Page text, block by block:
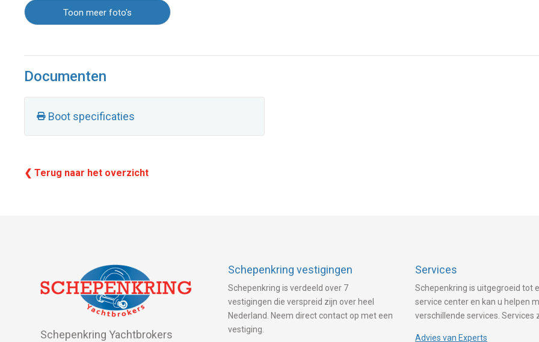
Toon meer foto's
Documenten
Boot specificaties
❮ Terug naar het overzicht
Schepenkring Yachtbrokers
Schepenkring vestigingen
Schepenkring is verdeeld over 7
vestigingen die verspreid zijn over heel
Nederland. Neem direct contact op met een
vestiging.
Services
Schepenkring is uitgegroeid tot
service center en kan u helpen
verschillende services. Services
Advies van Experts